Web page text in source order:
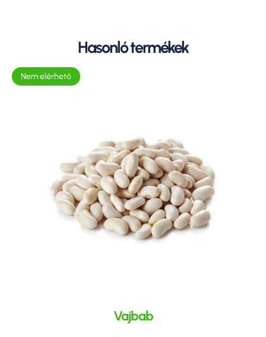
Hasonló termékek
Nem elérhető
Vajbab